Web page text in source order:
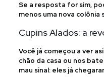
Se a resposta for sim,
menos uma nova
Cupins Alados: a
Você já começou a ver
chão da casa ou nos
mau sinal: eles já